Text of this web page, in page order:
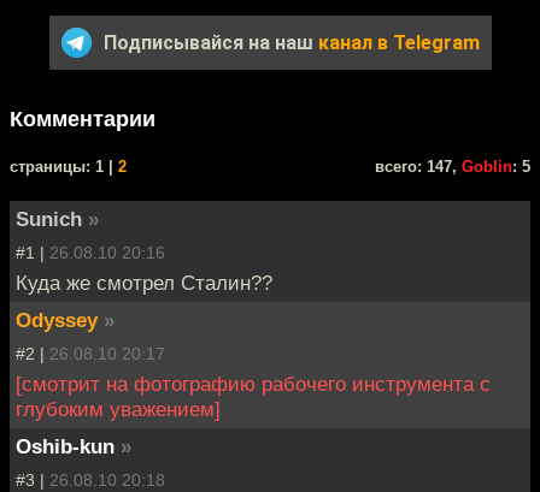
Подписывайся на наш канал в Telegram
Комментарии
cтраницы: 1 | 2 всего: 147, Goblin: 5
Sunich »
#1 | 26.08.10 20:16
Куда же смотрел Сталин??
Odyssey »
#2 | 26.08.10 20:17
[смотрит на фотографию рабочего инструмента с
глубоким уважением]
Oshib-kun »
#3 | 26.08.10 20:18